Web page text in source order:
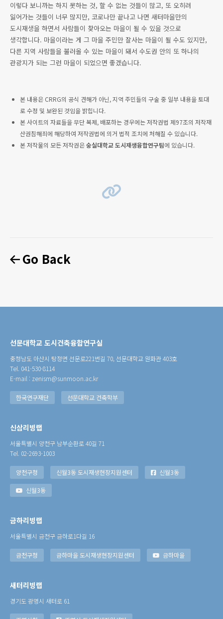
이렇다 보니까는 하지 못하는 것, 할 수 없는 것들이 많고, 또 오히려
잃어가는 것들이 너무 많지만, 코로나만 끝나고 나면 새터마을만의
도시재생을 하면서 사람들이 찾아오는 마을이 될 수 있을 것으로
생각합니다. 마을이라는 게 그 마을 주민만 잘사는 마을이 될 수도 있지만,
다른 지역 사람들을 불러올 수 있는 마을이 돼서 수도권 안의 또 하나의
관광지가 되는 그런 마을이 되었으면 좋겠습니다.
본 내용은 CRRG의 공식 견해가 아닌, 지역 주민들의 구술 중 일부 내용을 토대
로 수정 및 보완된 것임을 밝힙니다.
본 사이트의 자료들을 무단 복제, 배포하는 경우에는 저작권법 제97조의 저작재
산권침해죄에 해당하여 저작권법에 의거 법적 조치에 처해질 수 있습니다.
본 저작물의 모든 저작권은숭실대학교 도시재생융합연구팀에 있습니다.
Go Back
선문대학교 도시건축융합연구실
충청남도 아산시 탕정면 선문로221번길 70, 선문대학교 원화관 403호
Tel. 041-530-8114
E-mail : zenism@sunmoon.ac.kr
한국연구재단 선문대학교 건축학부
신삼리빙랩
서울특별시 양천구 남부순환로 40길 71
Tel. 02-2693-1003
양천구청 신월3동 도시재생현장지원센터 신월3동
신월3동
금하리빙랩
서울특별시 금천구 금하로1다길 16
금천구청 금하마을 도시재생현장지원센터 금하마을
새터리빙랩
경기도 광명시 새터로 61